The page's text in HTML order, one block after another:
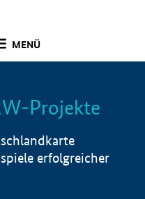
MENÜ
Info
Projekte
erfolgreicher